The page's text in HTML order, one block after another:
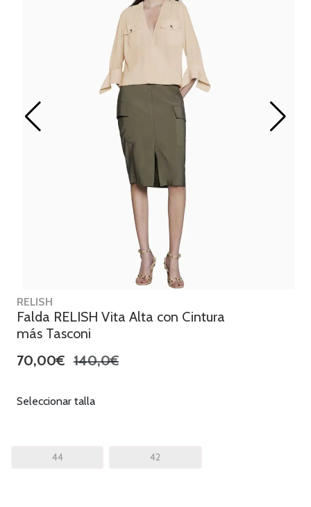
RELISH
Falda RELISH Vita Alta con Cintura
más Tasconi
70,00€ 140,0€
Seleccionar talla
44 42